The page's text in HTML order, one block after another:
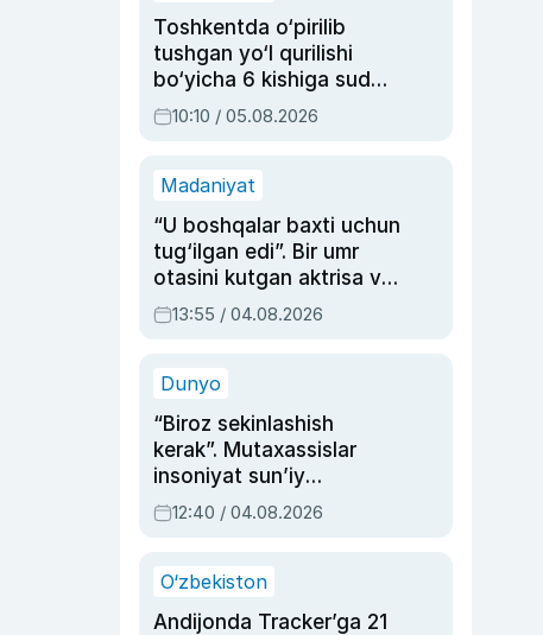
Toshkentda o‘pirilib
tushgan yo‘l qurilishi
bo‘yicha 6 kishiga sud
hukmi o‘qildi
10:10 / 05.08.2026
Madaniyat
“U boshqalar baxti uchun
tug‘ilgan edi”. Bir umr
otasini kutgan aktrisa va
dublyaj ustasi Rimma
Ahmedovaning
13:55 / 04.08.2026
Dunyo
“Biroz sekinlashish
kerak”. Mutaxassislar
insoniyat sun’iy
intellektni boshqara
olmay qolishidan xavotir
12:40 / 04.08.2026
O‘zbekiston
Andijonda Tracker’ga 21